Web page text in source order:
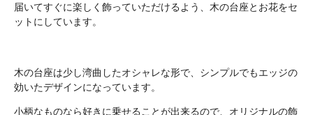
届いてすぐに楽しく飾っていただけるよう、木の台座とお花をセ
ットにしています。
木の台座は少し湾曲したオシャレな形で、シンプルでもエッジの
効いたデザインになっています。
小柄なものなら好きに乗せることが出来るので、オリジナルの飾